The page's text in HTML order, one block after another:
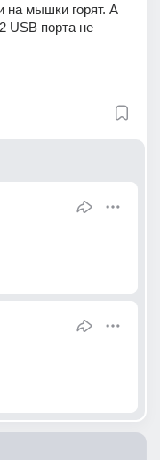
на мышки горят. А
USB порта не